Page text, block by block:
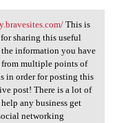
This is
sharing this useful
the information you have
from multiple points of
in order for posting this
post! There is a lot of
any business get
networking